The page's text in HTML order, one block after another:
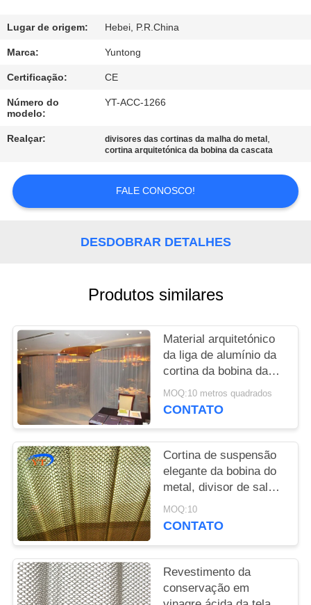
QUALIDADE
CONTACTE-
NOS
NOTÍCIA
UMAS
CITAÇÕES
SITE
POLÍTICA
DE
PRIVACIDADE
Lugar de origem: Hebei, P.R.China
Marca: Yuntong
Certificação: CE
Número do
modelo:
YT-ACC-1266
Realçar: divisores das cortinas da malha do metal ,
cortina arquitetónica da bobina da cascata
FALE CONOSCO!
DESDOBRAR DETALHES
Produtos similares
Material arquitetónico
da liga de alumínio da
cortina da bobina da
cascata para a
exposição salão
MOQ:10 metros quadrados
CONTATO
Cortina de suspensão
elegante da bobina do
metal, divisor de sala
da cortina da tela de
malha do metal
MOQ:10
CONTATO
Revestimento da
conservação em